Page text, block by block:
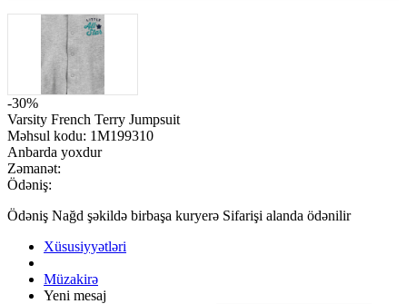
-30%
Varsity French Terry Jumpsuit
Məhsul kodu: 1M199310
Anbarda yoxdur
Zəmanət:
Ödəniş:
Ödəniş Nağd şəkildə birbaşa kuryerə Sifarişi alanda ödənilir
Xüsusiyyətləri
Müzakirə
Yeni mesaj